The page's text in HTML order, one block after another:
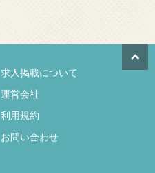
求人掲載について
運営会社
利用規約
お問い合わせ